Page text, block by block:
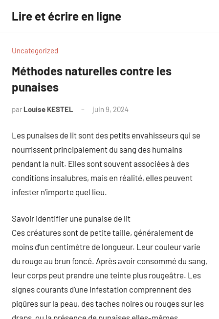
contenu
Lire et écrire en ligne
Uncategorized
Méthodes naturelles contre les
punaises
par Louise KESTEL juin 9, 2024
Les punaises de lit sont des petits envahisseurs qui se
nourrissent principalement du sang des humains
pendant la nuit. Elles sont souvent associées à des
conditions insalubres, mais en réalité, elles peuvent
infester n’importe quel lieu.
Savoir identifier une punaise de lit
Ces créatures sont de petite taille, généralement de
moins d’un centimètre de longueur. Leur couleur varie
du rouge au brun foncé. Après avoir consommé du sang,
leur corps peut prendre une teinte plus rougeâtre. Les
signes courants d’une infestation comprennent des
piqûres sur la peau, des taches noires ou rouges sur les